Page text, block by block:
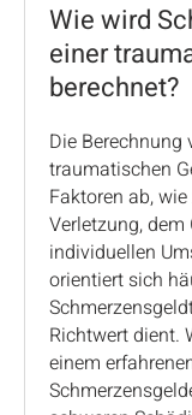
Wie wird
einer
berechnet?
Die Berechnung
traumatischen
Faktoren ab,
Verletzung,
individuellen
orientiert sich
Richtwert dient.
einem